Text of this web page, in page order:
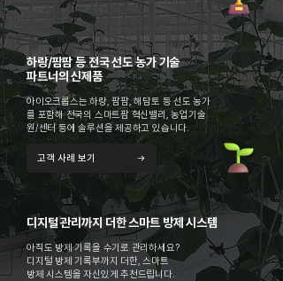
하랑/팜팜 등 전국 선도 농가 기술
파트너의 신제품
아이오크롭스는 하랑, 팜팜, 해담토 등 선도 농가
를 포함해 전국의 스마트팜 혁신밸리, 농업기술
원/센터 등에 솔루션을 제공하고 있습니다.
고객 사례 보기
디지털 관리까지 더한 스마트 방제 시스템
아직도 방제 기록을 수기로 관리하세요?
디지털 방제 기록부까지 더한, 스마트
방제 시스템을 자신있게 추천드립니다.